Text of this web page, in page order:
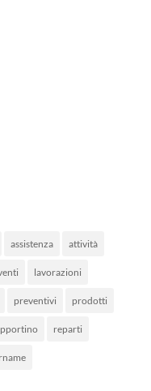
assistenza attività
lavorazioni
preventivi prodotti
reparti